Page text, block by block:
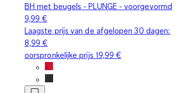
BH met beugels - PLUNGE - voorgevormd
9,99 €
Laagste prijs van de afgelopen 30 dagen:
8,99 €
oorspronkelijke prijs 19,99 €